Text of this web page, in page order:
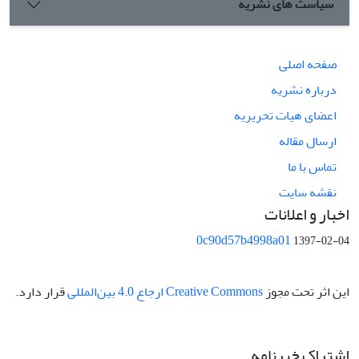
صفحه اصلی
درباره نشریه
اعضای هیات تحریریه
ارسال مقاله
تماس با ما
نقشه سایت
اخبار و اعلانات
0c90d57b4998a011397-02-04
این اثر تحت مجوز Creative Commons ارجاع 4.0 بین‌المللی قرار دارد.